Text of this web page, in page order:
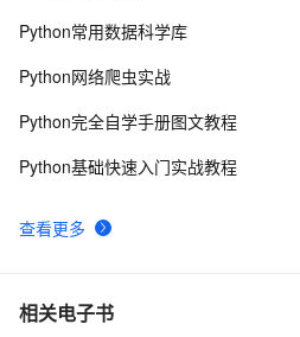
10MaxCompute执行作业慢的原因排查
查看更多
Python常用数据科学库
Python网络爬虫实战
Python完全自学手册图文教程
Python基础快速入门实战教程
相关电子书